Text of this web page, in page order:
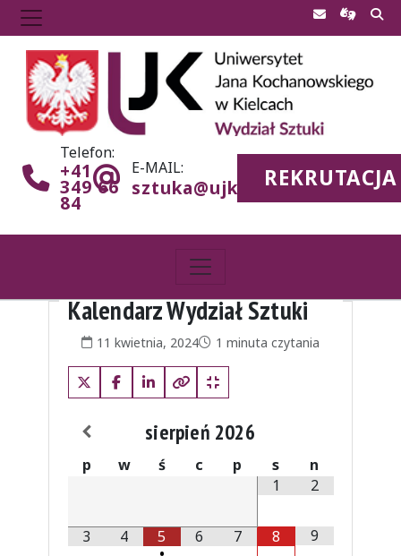
Telefon:
+41
349 66
84
E-MAIL:
sztuka@ujk.edu.plREKRUTACJA
Kalendarz Wydział Sztuki
Kalendarz Wydział Sztuki
Data publikacji:
11 kwietnia, 2024Czas czytania:
1 minuta czytania
X (Twitter)FacebookLinkedInKopiuj pełny link
Kopiuj krótki link
sierpień 2026
p w ś c p s
n
1
2
3 4
5
6 7 8 9